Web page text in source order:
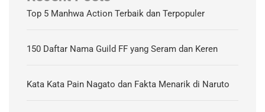
Top 5 Manhwa Action Terbaik dan Terpopuler
150 Daftar Nama Guild FF yang Seram dan Keren
Kata Kata Pain Nagato dan Fakta Menarik di Naruto